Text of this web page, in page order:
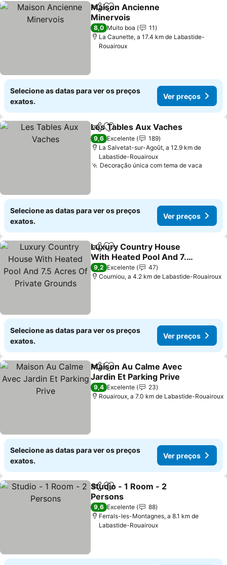
PartilharAdicionar aos favoritos
Maison Ancienne
Minervois
Ver preços
8,0 Muito boa
11
La Caunette, a 17.4 km de Labastide-
Rouairoux
Selecione as datas para ver os preços
exatos.
Ver preços
PartilharAdicionar aos favoritos
Les Tables Aux Vaches
9,6 Excelente
189
La Salvetat-sur-Agoût, a 12.9 km de
Labastide-Rouairoux
Decoração única com tema de vaca
Selecione as datas para ver os preços
exatos.
Ver preços
PartilharAdicionar aos favoritos
Luxury Country House
With Heated Pool And 7.5
Acres Of Private Grounds
Ver preços
9,2 Excelente
47
Courniou, a 4.2 km de Labastide-Rouairoux
Selecione as datas para ver os preços
exatos.
Ver preços
PartilharAdicionar aos favoritos
Maison Au Calme Avec
Jardin Et Parking Prive
Ver preços
9,4 Excelente
23
Rouairoux, a 7.0 km de Labastide-Rouairoux
Selecione as datas para ver os preços
exatos.
Ver preços
PartilharAdicionar aos favoritos
Studio - 1 Room - 2
Persons
Ver preços
9,6 Excelente
88
Ferrals-les-Montagnes, a 8.1 km de
Labastide-Rouairoux